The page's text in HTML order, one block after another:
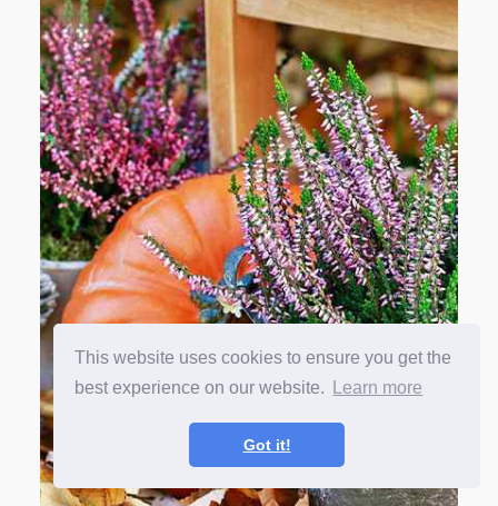
This website uses cookies to ensure you get the
best experience on our website.
Learn more
Got it!